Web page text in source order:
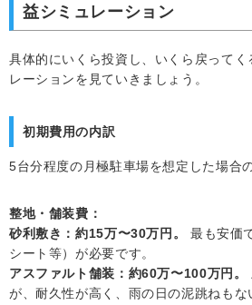
益シミュレーション
具体的にいくら投資し、いくら戻ってく
レーションを見ていきましょう。
初期費用の内訳
5台分程度の月極駐車場を想定した場合
整地・舗装費：
砂利敷き：約15万〜30万円。
最も安価
シート等）が必要です。
アスファルト舗装：約60万〜100万円。
が、耐久性が高く、雨の日の泥跳ねも